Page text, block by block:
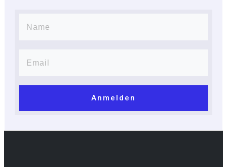
Anmelden